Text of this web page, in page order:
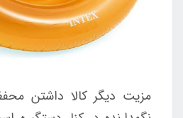
مزیت دیگر کالا داشتن